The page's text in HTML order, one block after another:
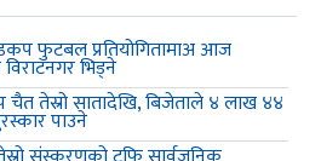
फुटबल प्रतियोगितामाअ आज
भिड्ने
तेस्रो सातादेखि, बिजेताले ४ लाख ४४
पाउने